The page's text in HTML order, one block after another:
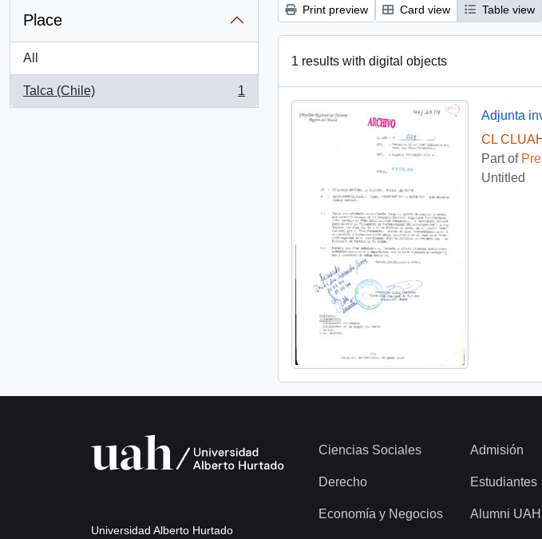
Place
All
Talca (Chile)
, 1 results
1
Print preview Card view Table view
1 results with digital objects
Adjunta
CL
Part of
Untitled
Universidad Alberto Hurtado
Ciencias Sociales
Derecho
Economía y Negocios
Admisión
Estudiantes
Alumni UAH